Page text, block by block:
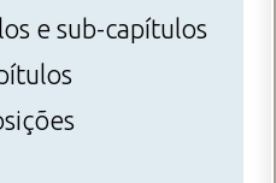
e sub-capítulos